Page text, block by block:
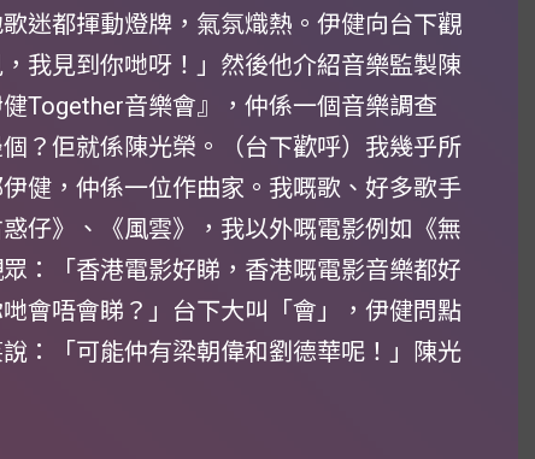
迷都揮動燈牌，氣氛熾熱。伊健向台下觀
我見到你哋呀！」然後他介紹音樂監製陳
Together音樂會』，仲係一個音樂調查
？佢就係陳光榮。（台下歡呼）我幾乎所
健，仲係一位作曲家。我嘅歌、好多歌手
仔》、《風雲》，我以外嘅電影例如《無
：「香港電影好睇，香港嘅電影音樂都好
會唔會睇？」台下大叫「會」，伊健問點
：「可能仲有梁朝偉和劉德華呢！」陳光